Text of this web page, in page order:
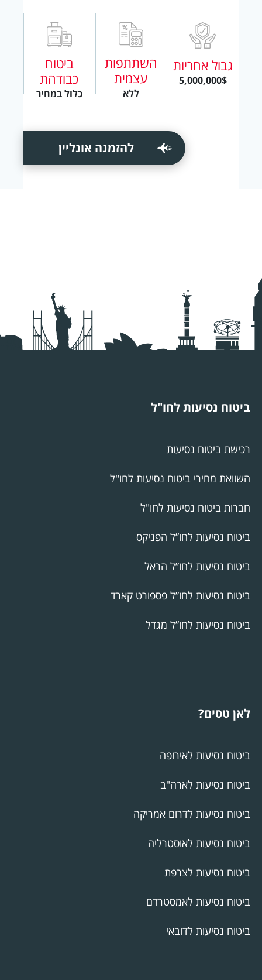
גבול אחריות
5,000,000$
השתתפות
עצמית
ללא
ביטוח
כבודהת
כלול במחיר
להזמנה אונליין
ביטוח נסיעות לחו"ל
רכישת ביטוח נסיעות
השוואת מחירי ביטוח נסיעות לחו"ל
חברות ביטוח נסיעות לחו"ל
ביטוח נסיעות לחו”ל הפניקס
ביטוח נסיעות לחו”ל הראל
ביטוח נסיעות לחו”ל פספורט קארד
ביטוח נסיעות לחו”ל מגדל
לאן טסים?
ביטוח נסיעות לאירופה
ביטוח נסיעות לארה"ב
ביטוח נסיעות לדרום אמריקה
ביטוח נסיעות לאוסטרליה
ביטוח נסיעות לצרפת
ביטוח נסיעות לאמסטרדם
ביטוח נסיעות לדובאי